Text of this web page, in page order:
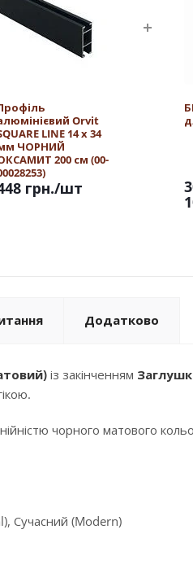
Orvit
LINE 14 х 34
ЧОРНИЙ
200 см (00-
грн./шт
Додатково
із закінченням
чорного матового
Сучасний (Modern)